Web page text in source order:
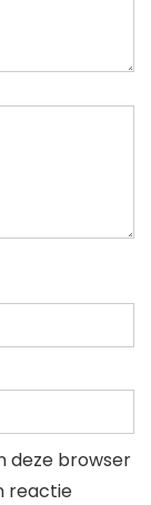
deze browser
reactie